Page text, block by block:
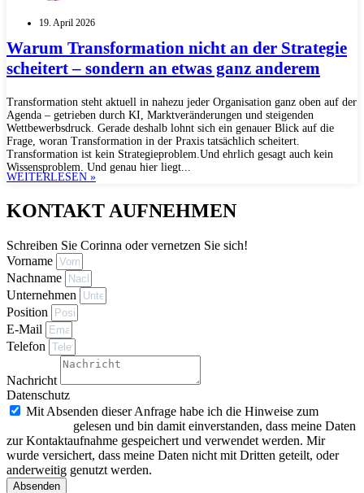
19. April 2026
Warum Transformation nicht an der Strategie
scheitert – sondern an etwas ganz anderem
Transformation steht aktuell in nahezu jeder Organisation ganz oben auf der
Agenda – getrieben durch KI, Marktveränderungen und steigenden
Wettbewerbsdruck. Gerade deshalb lohnt sich ein genauer Blick auf die
Frage, woran Transformation in der Praxis tatsächlich scheitert.
Transformation ist kein Strategieproblem.Und ehrlich gesagt auch kein
Wissensproblem. Und genau hier liegt...
WEITERLESEN »
KONTAKT AUFNEHMEN
Schreiben Sie Corinna oder vernetzen Sie sich!
Vorname
Nachname
Unternehmen
Position
E-Mail
Telefon
Nachricht
Datenschutz
Mit Absenden dieser Anfrage habe ich die Hinweise zum
gelesen und bin damit einverstanden, dass meine Daten
zur Kontaktaufnahme gespeichert und verwendet werden. Mir
wurde versichert, dass meine Daten nicht mit Dritten geteilt, oder
anderweitig genutzt werden.
Absenden